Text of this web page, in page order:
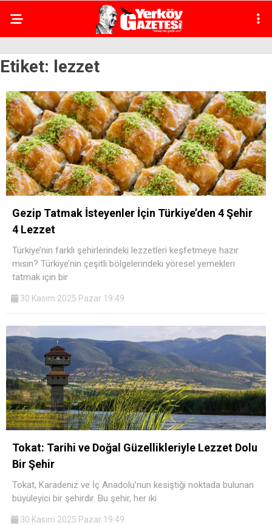
Etiket: lezzet
Gezip Tatmak İsteyenler İçin Türkiye’den 4 Şehir
4 Lezzet
Türkiye’nin farklı şehirlerindeki lezzetleri keşfetmeye hazır
mısın? Türkiye’nin çeşitli bölgelerindeki yöresel yemekleri
tatmak için bir
30 Kasım 2025 Pazar 19:49
Tokat: Tarihi ve Doğal Güzellikleriyle Lezzet Dolu
Bir Şehir
Tokat, Karadeniz ve İç Anadolu’nun kesiştiği noktada bulunan
büyüleyici bir şehirdir. Bu şehir, her iki
30 Kasım 2025 Pazar 19:49